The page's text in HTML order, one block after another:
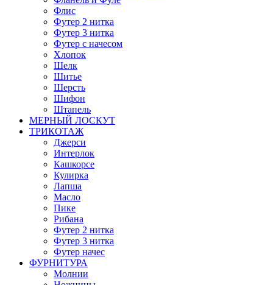
Флис
Футер 2 нитка
Футер 3 нитка
Футер с начесом
Хлопок
Шелк
Шитье
Шерсть
Шифон
Штапель
МЕРНЫЙ ЛОСКУТ
ТРИКОТАЖ
Джерси
Интерлок
Кашкорсе
Кулирка
Лапша
Масло
Пике
Рибана
Футер 2 нитка
Футер 3 нитка
Футер начес
ФУРНИТУРА
Молнии